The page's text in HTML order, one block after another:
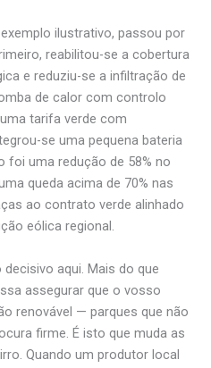
exemplo ilustrativo, passou por
reabilitou-se a cobertura
e reduziu-se a infiltração de
de calor com controlo
tarifa verde com
se uma pequena bateria
foi uma redução de 58% no
queda acima de 70% nas
ao contrato verde alinhado
eólica regional.
aqui. Mais do que
assegurar que o vosso
renovável — parques que não
firme. É isto que muda as
Quando um produtor local